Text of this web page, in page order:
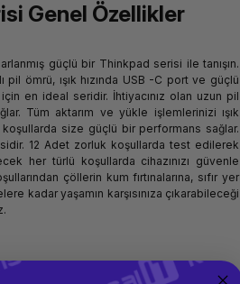
Genel Özellikler
güçlü bir Thinkpad serisi ile tanışın.
pil ömrü, ışık hızında USB -C port ve güçlü
en ideal seridir. İhtiyacınız olan uzun pil
Tüm aktarım ve yükle işlemlerinizi ışık
size güçlü bir performans sağlar.
12 Adet zorluk koşullarda test edilerek
her türlü koşullarda cihazınızı güvenle
çöllerin kum fırtınalarına, sıfır yer
kadar yaşamın karşısınıza çıkarabileceği